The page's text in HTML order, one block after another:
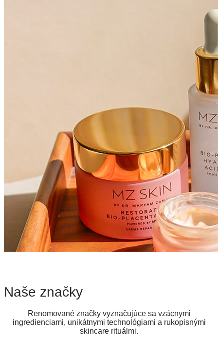
Naše značky
Renomované značky vyznačujúce sa vzácnymi
ingredienciami, unikátnymi technológiami a rukopisnými
skincare rituálmi.